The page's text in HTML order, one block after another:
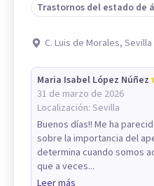
Trastornos del estado de
C. Luis de Morales, Sevilla
Maria Isabel López Núñez
31 de marzo de 2026
Localización: Sevilla
Buenos días!! Me ha
sobre la importancia del
determina cuando somos
que a veces...